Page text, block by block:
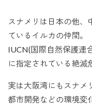
スナメリは日本の他、
ているイルカの仲間。
IUCN(国際自然保護連
に指定されている絶滅
実は大阪湾にもスナメ
都市開発などの環境変